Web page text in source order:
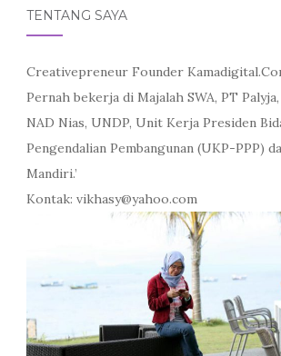
TENTANG SAYA
Creativepreneur Founder
Pernah bekerja di Majalah SWA, PT Palyja,
NAD Nias, UNDP, Unit Kerja Presiden
Pengendalian Pembangunan (UKP-PPP)
Mandiri.’
Kontak: vikhasy@yahoo.com